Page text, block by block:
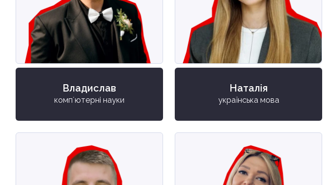
Владислав
компʼютерні науки
Наталія
українська мова